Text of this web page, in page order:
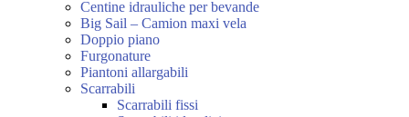
Centine idrauliche per bevande
Big Sail – Camion maxi vela
Doppio piano
Furgonature
Piantoni allargabili
Scarrabili
Scarrabili fissi